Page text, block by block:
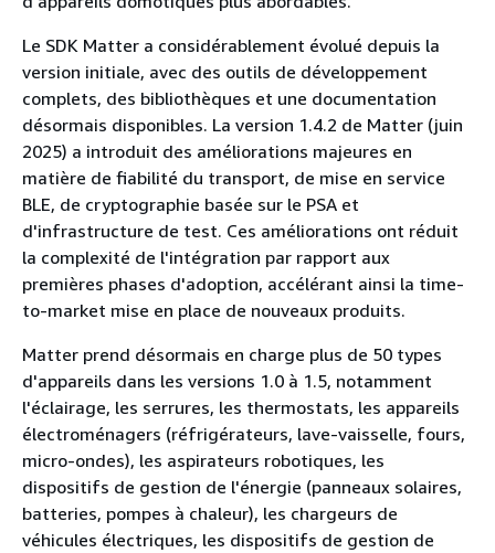
Le SDK Matter a considérablement évolué depuis la
version initiale, avec des outils de développement
complets, des bibliothèques et une documentation
désormais disponibles. La version 1.4.2 de Matter (juin
2025) a introduit des améliorations majeures en
matière de fiabilité du transport, de mise en service
BLE, de cryptographie basée sur le PSA et
d'infrastructure de test. Ces améliorations ont réduit
la complexité de l'intégration par rapport aux
premières phases d'adoption, accélérant ainsi la time-
to-market mise en place de nouveaux produits.
Matter prend désormais en charge plus de 50 types
d'appareils dans les versions 1.0 à 1.5, notamment
l'éclairage, les serrures, les thermostats, les appareils
électroménagers (réfrigérateurs, lave-vaisselle, fours,
micro-ondes), les aspirateurs robotiques, les
dispositifs de gestion de l'énergie (panneaux solaires,
batteries, pompes à chaleur), les chargeurs de
véhicules électriques, les dispositifs de gestion de